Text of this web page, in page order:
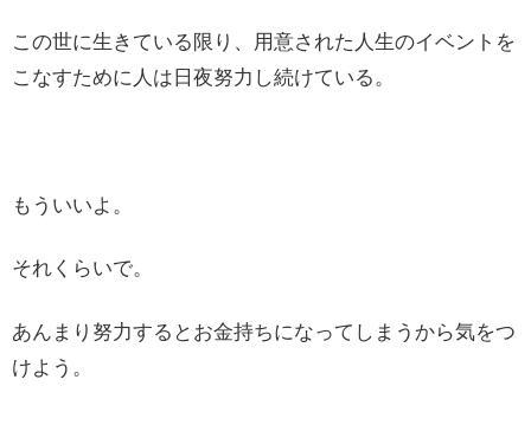
この世に生きている限り、用意された人生のイベントを
こなすために人は日夜努力し続けている。
もういいよ。
それくらいで。
あんまり努力するとお金持ちになってしまうから気をつ
けよう。